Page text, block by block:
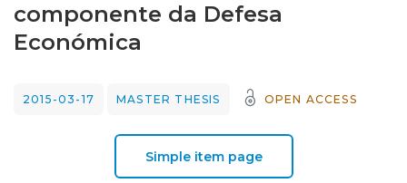
Statistics
componente da Defesa
Económica
2015-03-17 MASTER THESIS OPEN ACCESS
Simple item page